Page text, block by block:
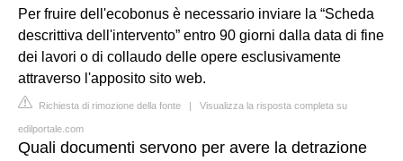
Per fruire dell'ecobonus è necessario inviare la “Scheda
descrittiva dell'intervento” entro 90 giorni dalla data di fine
dei lavori o di collaudo delle opere esclusivamente
attraverso l'apposito sito web.
Richiesta di rimozione della fonte | Visualizza la risposta completa su
edilportale.com
Quali documenti servono per avere la detrazione